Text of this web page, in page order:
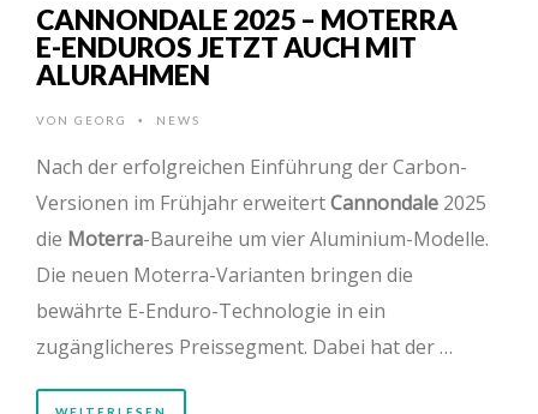
CANNONDALE 2025 – MOTERRA
E-ENDUROS JETZT AUCH MIT
ALURAHMEN
VON GEORG • NEWS
Nach der erfolgreichen Einführung der Carbon-
Versionen im Frühjahr erweitertCannondale 2025
die Moterra-Baureihe um vier Aluminium-Modelle.
Die neuen Moterra-Varianten bringen die
bewährte E-Enduro-Technologie in ein
zugänglicheres Preissegment. Dabei hat der …